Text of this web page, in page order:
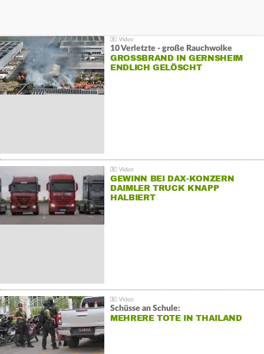
10 Verletzte - große Rauchwolke
GROSSBRAND IN GERNSHEIM E
NDLICH GELÖSCHT
GEWINN BEI DAX-KONZERN
DAIMLER TRUCK KNAPP
HALBIERT
Schüsse an Schule:
MEHRERE TOTE IN THAILAND